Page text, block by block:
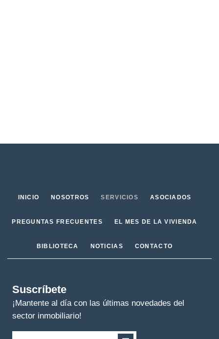
INICIO NOSOTROS SERVICIOS ASOCIADOS
PREGUNTAS FRECUENTES EL MES DE LA VIVIENDA
BIBLIOTECA NOTICIAS CONTACTO
Suscríbete
¡Mantente al día con las últimas novedades del
sector inmobiliario!